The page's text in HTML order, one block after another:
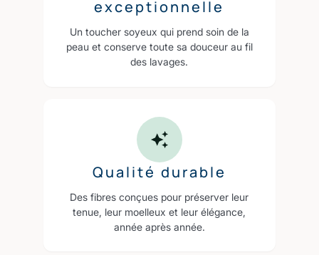
exceptionnelle
Un toucher soyeux qui prend soin de la
peau et conserve toute sa douceur au fil
des lavages.
Qualité durable
Des fibres conçues pour préserver leur
tenue, leur moelleux et leur élégance,
année après année.